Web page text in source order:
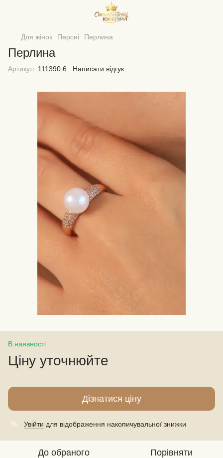
Для жінок Персні Перлина
Перлина
Артикул: 111390.6 Написати відгук
В наявності
Ціну уточнюйте
Дізнатися ціну
% Увійти для відображення накопичувальної знижки
До обраного Порівняти